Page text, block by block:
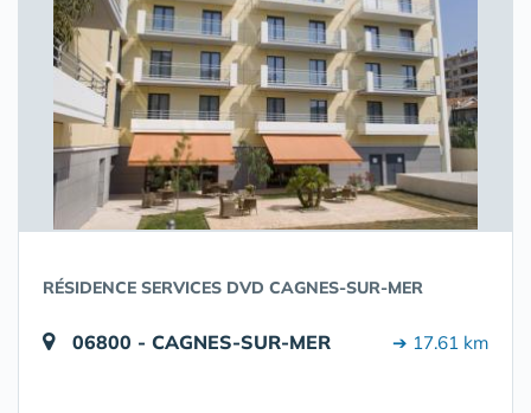
RÉSIDENCE SERVICES DVD CAGNES-SUR-MER
06800 - CAGNES-SUR-MER ➔ 17.61 km